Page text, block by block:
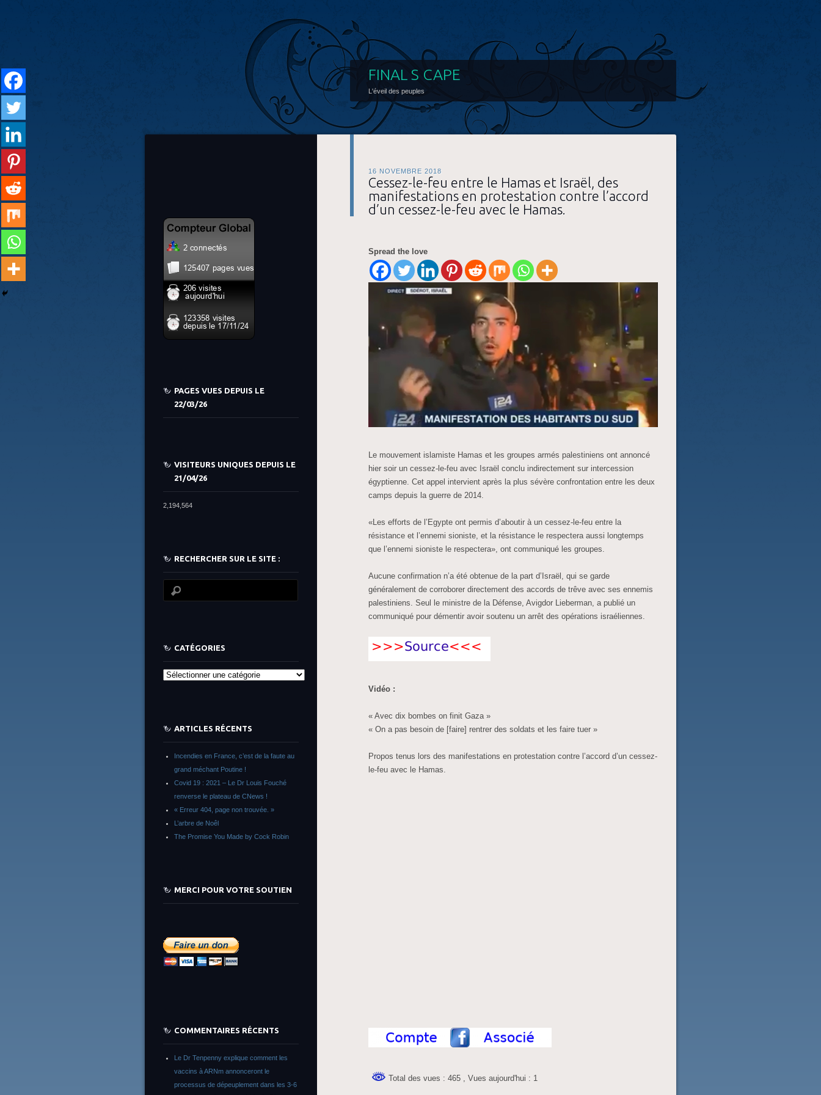
FINAL S CAPE
L'éveil des peuples
16 NOVEMBRE 2018
Cessez-le-feu entre le Hamas et Israël, des
manifestations en protestation contre l’accord
d’un cessez-le-feu avec le Hamas.
Spread the love
Le mouvement islamiste Hamas et les groupes armés palestiniens ont annoncé
hier soir un cessez-le-feu avec Israël conclu indirectement sur intercession
égyptienne. Cet appel intervient après la plus sévère confrontation entre les deux
camps depuis la guerre de 2014.
«Les efforts de l’Egypte ont permis d’aboutir à un cessez-le-feu entre la
résistance et l’ennemi sioniste, et la résistance le respectera aussi longtemps
que l’ennemi sioniste le respectera», ont communiqué les groupes.
Aucune confirmation n’a été obtenue de la part d’Israël, qui se garde
généralement de corroborer directement des accords de trêve avec ses ennemis
palestiniens. Seul le ministre de la Défense, Avigdor Lieberman, a publié un
communiqué pour démentir avoir soutenu un arrêt des opérations israéliennes.
Vidéo :
« Avec dix bombes on finit Gaza »
« On a pas besoin de [faire] rentrer des soldats et les faire tuer »
Propos tenus lors des manifestations en protestation contre l’accord d’un cessez-
le-feu avec le Hamas.
Total des vues : 465 , Vues aujourd'hui : 1
PAGES VUES DEPUIS LE
22/03/26
VISITEURS UNIQUES DEPUIS LE
21/04/26
2,194,564
RECHERCHER SUR LE SITE :
CATÉGORIES
Catégories
ARTICLES RÉCENTS
Incendies en France, c’est de la faute au
grand méchant Poutine !
Covid 19 : 2021 – Le Dr Louis Fouché
renverse le plateau de CNews !
« Erreur 404, page non trouvée. »
L’arbre de Noêl
The Promise You Made by Cock Robin
MERCI POUR VOTRE SOUTIEN
COMMENTAIRES RÉCENTS
Le Dr Tenpenny explique comment les
vaccins à ARNm annonceront le
processus de dépeuplement dans les 3-6